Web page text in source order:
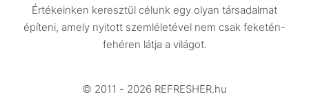
Design
Beszélgetések
Videó
Értékeinken keresztül célunk egy olyan társadalmat
építeni, amely nyitott szemléletével nem csak feketén-
fehéren látja a világot.
© 2011 - 2026 REFRESHER.hu